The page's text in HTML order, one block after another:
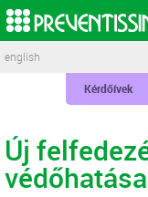
english
Kérdőívek
Új